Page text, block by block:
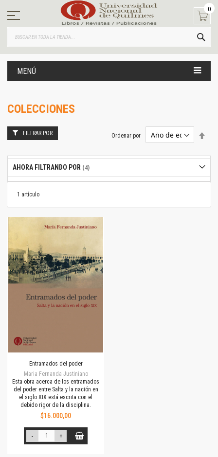
contenido
0
MENÚ
COLECCIONES
1 artículo
Ordenar por
Entramados del poder
Maria Fernanda Justiniano
Esta obra acerca de los entramados
del poder entre Salta y la nación en
el siglo XIX está escrita con el
debido rigor de la disciplina.
$16.000,00
- +
FILTRAR POR
AHORA FILTRANDO POR